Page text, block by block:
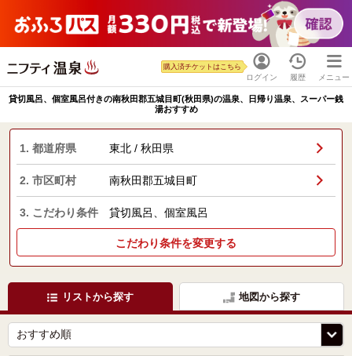
ログイン
購入済チケットはこちら
履歴 メニュー
貸切風呂、個室風呂付きの南秋田郡五城目町(秋田県)の温泉、日帰り温泉、スーパー銭
湯おすすめ
1. 都道府県 東北 / 秋田県
2. 市区町村 南秋田郡五城目町
3. こだわり条件 貸切風呂、個室風呂
こだわり条件を変更する
リストから探す 地図から探す